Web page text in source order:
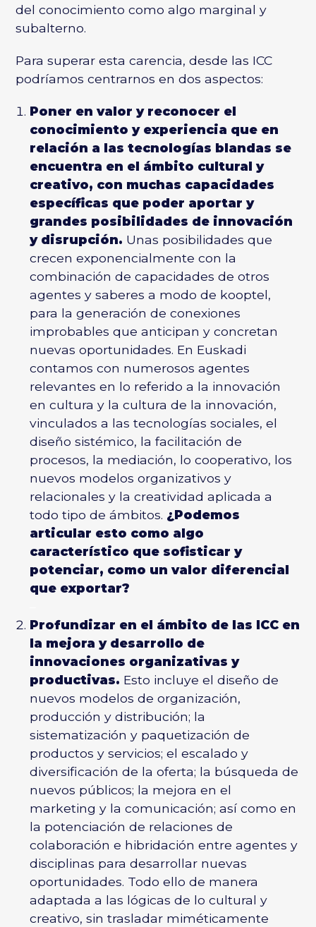
del conocimiento como algo marginal y
subalterno.
Para superar esta carencia, desde las ICC
podríamos centrarnos en dos aspectos:
Poner en valor y reconocer el
conocimiento y experiencia que en
relación a las tecnologías blandas se
encuentra en el ámbito cultural y
creativo, con muchas capacidades
específicas que poder aportar y
grandes posibilidades de innovación
y disrupción. Unas posibilidades que
crecen exponencialmente con la
combinación de capacidades de otros
agentes y saberes a modo de kooptel,
para la generación deconexiones
improbables que anticipan y concretan
nuevas oportunidades. En Euskadi
contamos con numerosos agentes
relevantes en lo referido a la innovación
en cultura y la cultura de la innovación,
vinculados a las tecnologías sociales, el
diseño sistémico, la facilitación de
procesos, la mediación, lo cooperativo, los
nuevos modelos organizativos y
relacionales y la creatividad aplicada a
todo tipo de ámbitos. ¿Podemos
articular esto como algo
característico que sofisticar y
potenciar, como un valor diferencial
que exportar?
Profundizar en el ámbito de las ICC en
la mejora y desarrollo de
innovaciones organizativas y
productivas. Esto incluye el diseño de
nuevos modelos de organización,
producción y distribución; la
sistematización y paquetización de
productos y servicios; el escalado y
diversificación de la oferta; la búsqueda de
nuevos públicos; la mejora en el
marketing y la comunicación; así como en
la potenciación de relaciones de
colaboración e hibridación entre agentes y
disciplinas para desarrollar nuevas
oportunidades. Todo ello de manera
adaptada a las lógicas de lo cultural y
creativo, sin trasladar miméticamente